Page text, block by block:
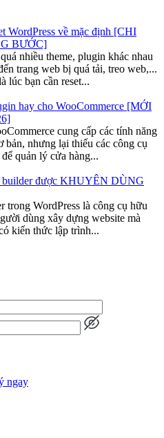
WordPress về mặc định [CHI
BƯỚC]
nhiều theme, plugin khác nhau
trang web bị quá tải, treo web,...
lúc bạn cần reset...
hay cho WooCommerce [MỚI
cung cấp các tính năng
bản, nhưng lại thiếu các công cụ
quản lý cửa hàng...
builder được KHUYÊN DÙNG
trong WordPress là công cụ hữu
dùng xây dựng website mà
kiến thức lập trình...
ngay